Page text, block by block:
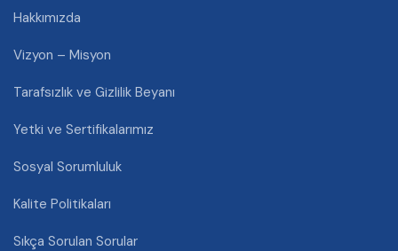
Hakkımızda
Vizyon – Misyon
Tarafsızlık ve Gizlilik Beyanı
Yetki ve Sertifikalarımız
Sosyal Sorumluluk
Kalite Politikaları
Sıkça Sorulan Sorular